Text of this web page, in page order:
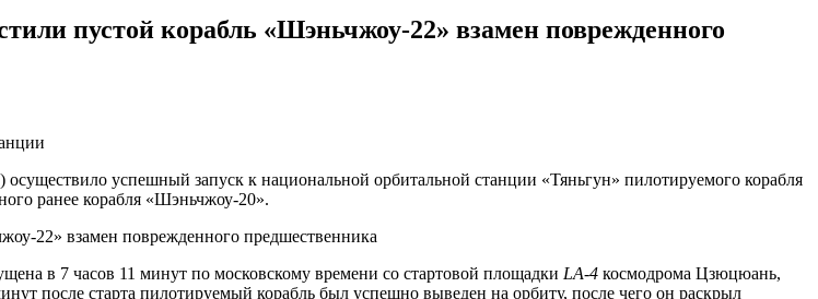
пустой корабль «Шэньчжоу-22» взамен поврежденного
) осуществило успешный запуск к национальной орбитальной станции «Тяньгун» пилотируемого корабля
ранее корабля «Шэньчжоу-20».
в 7 часов 11 минут по московскому времени со стартовой площадки LA-4 космодрома Цзюцюань,
после старта пилотируемый корабль был успешно выведен на орбиту, после чего он раскрыл